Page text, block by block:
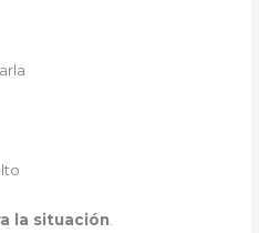
la situación